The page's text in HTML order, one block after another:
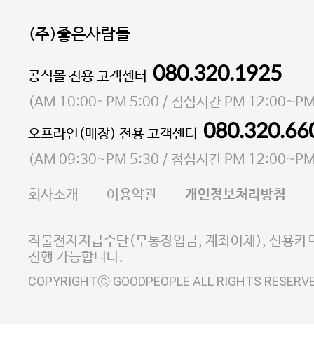
(주)좋은사람들
대표 이성현,박영환| 개인정보관리책임자 김상현
소재지 서울특별시 마포구 마포대로4다길 41 마포
통신판매업 신고번호 2023-서울마포-3931호
사업자등록번호 105-81-58242
E-MAIL goodpeople@gpin.co.kr
사업자정보확인
이니시스 에스크로 서비
공식몰 전용 고객센터 080.320.1925
(AM 10:00~PM 5:00 / 점심시간 PM
오프라인(매장) 전용 고객센터
(AM 09:30~PM 5:30 / 점심시간 PM
회사소개 이용약관 개인정보처리방침
직불전자지급수단(무통장입금, 계좌이체), 신용카
진행 가능합니다.
COPYRIGHTⒸ GOODPEOPLE ALL RIGHTS